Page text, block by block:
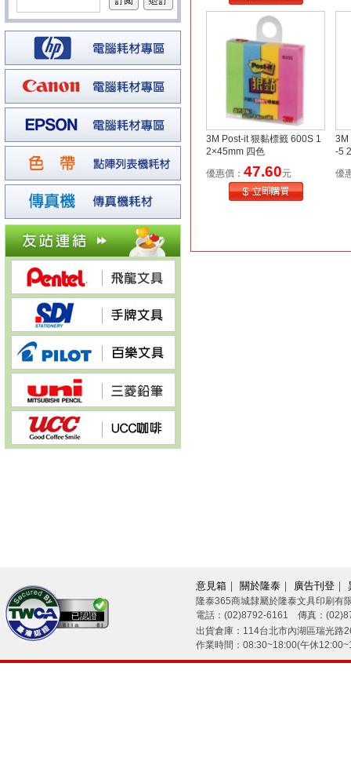
3M Post-it 狠黏標籤 600S 1
2×45mm 四色
優惠價： 47.60元
3M
-5
優
已認證
意見箱 ｜ 關於隆泰 ｜ 廣告刊登 ｜
隆泰365商城隸屬於隆泰文具印刷有
電話：(02)8792-6161 傳真：
出貨倉庫：114台北市內湖區瑞光路
作業時間：08:30~18:00(午休